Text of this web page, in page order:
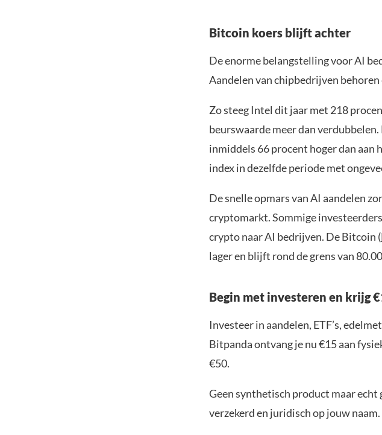
Bitcoin koers blijft achter
De enorme belangstelling voor AI
Aandelen van chipbedrijven
Zo steeg Intel dit jaar met 218
beurswaarde meer dan
inmiddels 66 procent hoger dan aan
index in dezelfde periode met
De snelle opmars van AI aandelen
cryptomarkt. Sommige
crypto naar AI bedrijven. De Bitcoin (
lager en blijft rond de grens van
Begin met investeren en krijg
Investeer in aandelen, ETF’s,
Bitpanda ontvang je nu €15 aan
€50.
Geen synthetisch product maar
verzekerd en juridisch op jouw